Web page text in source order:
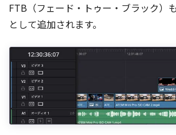
FTB（フェード・トゥー・ブラック）
として追加されます。